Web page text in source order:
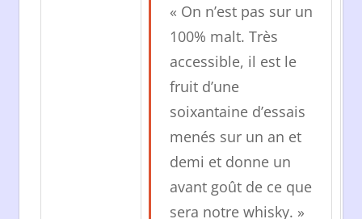
« On n’est pas sur un
100% malt. Très
accessible, il est le
fruit d’une
soixantaine d’essais
menés sur un an et
demi et donne un
avant goût de ce que
sera notre whisky. »